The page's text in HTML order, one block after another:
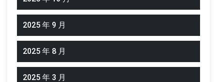
2025 年 9 月
2025 年 8 月
2025 年 3 月